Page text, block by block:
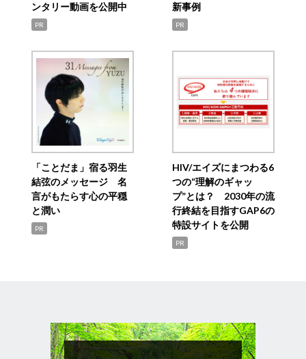
ンタリー動画を公開中
PR
新事例
PR
「ことだま」宿る羽生
結弦のメッセージ 名
言がもたらす心の平穏
と潤い
PR
HIV/エイズにまつわる6
つの“理解のギャッ
プ”とは？ 2030年の流
行終結を目指すGAP6の
特設サイトを公開
PR